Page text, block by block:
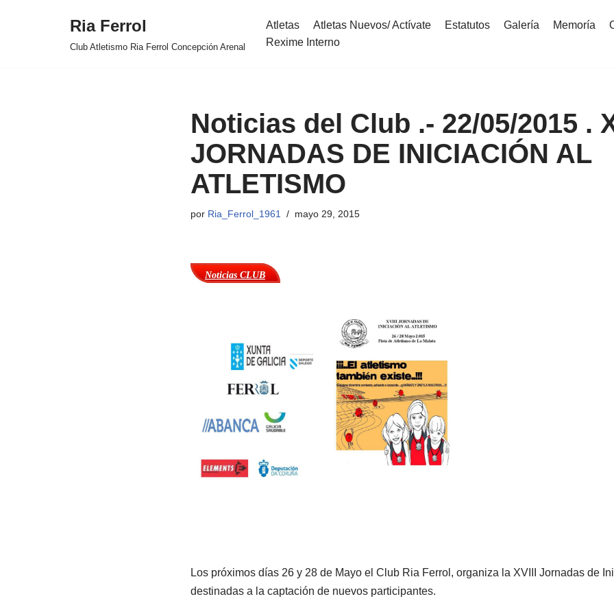
Ria Ferrol
Club Atletismo Ria Ferrol Concepción Arenal
Atletas Atletas Nuevos/ Actívate Estatutos Galería Memoría
Rexime Interno
Noticias del Club .- 22/05/2015 .
JORNADAS DE INICIACIÓN AL
ATLETISMO
por Ria_Ferrol_1961 mayo 29, 2015
Noticias CLUB
Los próximos días 26 y 28 de Mayo el Club Ria Ferrol, organiza la XVIII Jornadas de
destinadas a la captación de nuevos participantes.